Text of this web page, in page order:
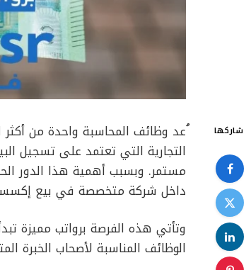
شاركها
ُعد وظائف المحاسبة واحدة من
التجارية التي تعتمد على تسجيل
مستمر. وبسبب أهمية هذا الدور
داخل شركة متخصصة في بيع
الوظائف المناسبة لأصحاب الخبرة